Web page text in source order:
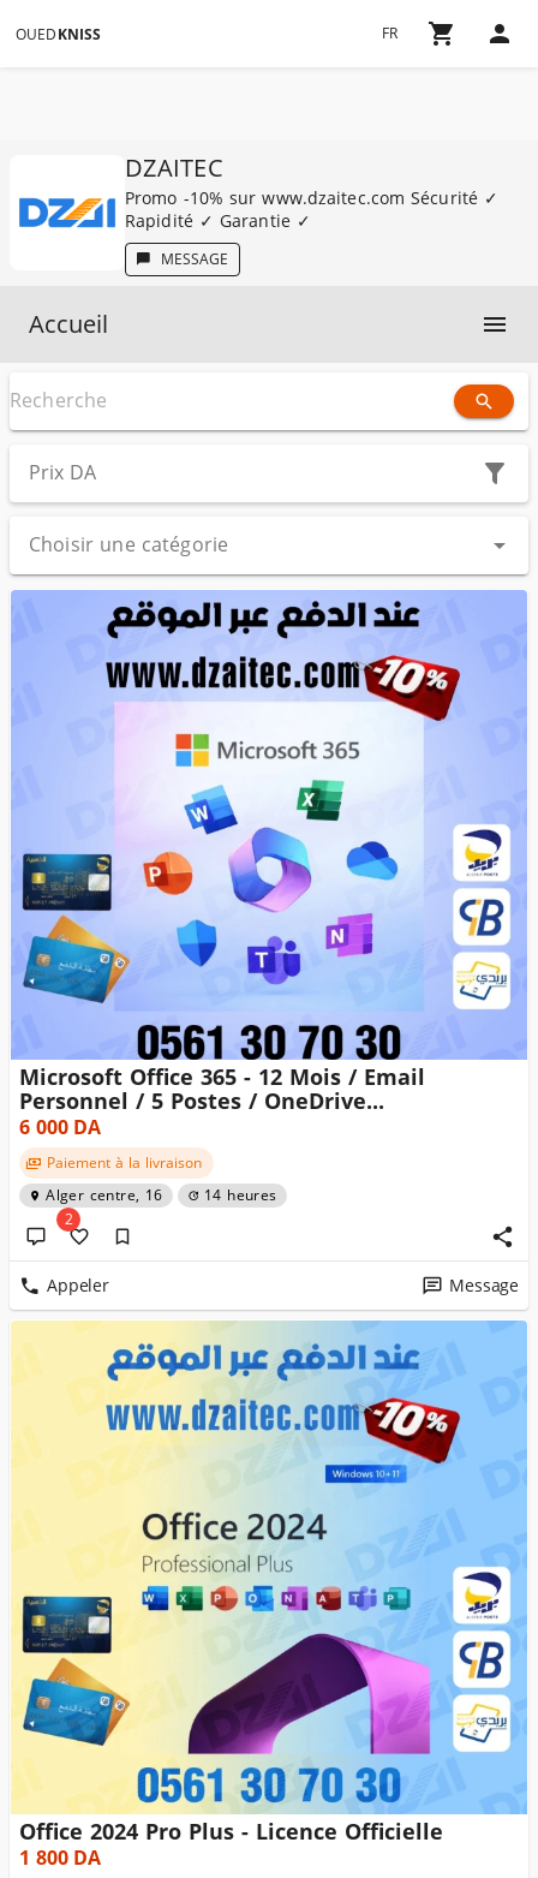
OUEDKNISS FR
DZAITEC
Promo -10% sur www.dzaitec.com Sécurité ✓
Rapidité ✓ Garantie ✓
MESSAGE
Accueil
PrixDA
Choisir une catégorie
Microsoft Office 365 - 12 Mois / Email
Personnel / 5 Postes / OneDrive...
6 000DA
Paiement à la livraison
Alger centre, 16
14 heures
2
Appeler Message
Office 2024 Pro Plus - Licence Officielle
1 800DA